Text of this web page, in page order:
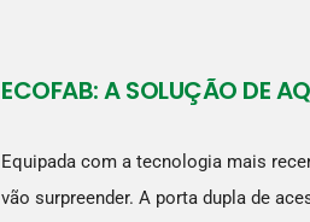
ECOFAB: A SOLUÇÃO DE
Equipada com a tecnologia mais
vão surpreender. A porta dupla de